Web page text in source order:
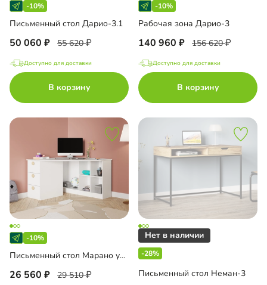
-10%
Письменный стол Дарио-3.1
50 060 55 620
Доступно для доставки
В корзину
-10%
Рабочая зона Дарио-3
140 960 156 620
Доступно для доставки
В корзину
-10%
Письменный стол Марано угловой
26 560 29 510
-28%
Письменный стол Неман-3